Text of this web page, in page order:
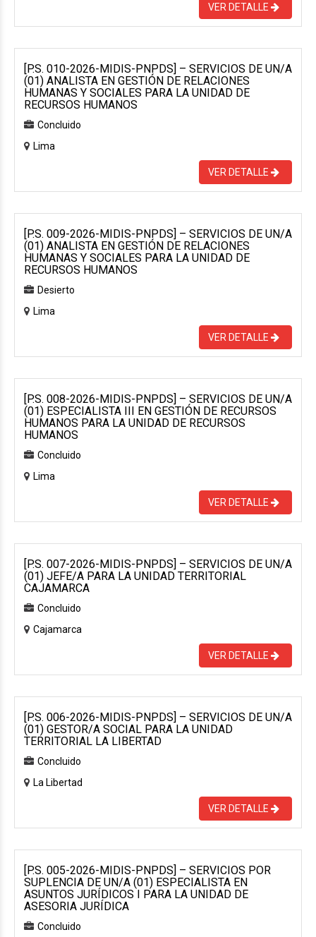
VER DETALLE
[P.S. 010-2026-MIDIS-PNPDS] – SERVICIOS DE UN/A
(01) ANALISTA EN GESTIÓN DE RELACIONES
HUMANAS Y SOCIALES PARA LA UNIDAD DE
RECURSOS HUMANOS
Concluido
Lima
VER DETALLE
[P.S. 009-2026-MIDIS-PNPDS] – SERVICIOS DE UN/A
(01) ANALISTA EN GESTIÓN DE RELACIONES
HUMANAS Y SOCIALES PARA LA UNIDAD DE
RECURSOS HUMANOS
Desierto
Lima
VER DETALLE
[P.S. 008-2026-MIDIS-PNPDS] – SERVICIOS DE UN/A
(01) ESPECIALISTA III EN GESTIÓN DE RECURSOS
HUMANOS PARA LA UNIDAD DE RECURSOS
HUMANOS
Concluido
Lima
VER DETALLE
[P.S. 007-2026-MIDIS-PNPDS] – SERVICIOS DE UN/A
(01) JEFE/A PARA LA UNIDAD TERRITORIAL
CAJAMARCA
Concluido
Cajamarca
VER DETALLE
[P.S. 006-2026-MIDIS-PNPDS] – SERVICIOS DE UN/A
(01) GESTOR/A SOCIAL PARA LA UNIDAD
TERRITORIAL LA LIBERTAD
Concluido
La Libertad
VER DETALLE
[P.S. 005-2026-MIDIS-PNPDS] – SERVICIOS POR
SUPLENCIA DE UN/A (01) ESPECIALISTA EN
ASUNTOS JURÍDICOS I PARA LA UNIDAD DE
ASESORIA JURÍDICA
Concluido